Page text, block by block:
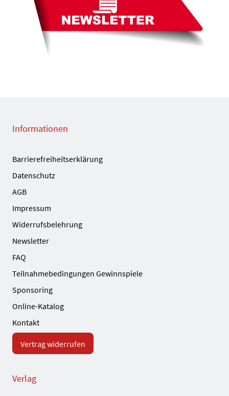
Informationen
Barrierefreiheitserklärung
Datenschutz
AGB
Impressum
Widerrufsbelehrung
Newsletter
FAQ
Teilnahmebedingungen Gewinnspiele
Sponsoring
Online-Katalog
Kontakt
Vertrag widerrufen
Verlag